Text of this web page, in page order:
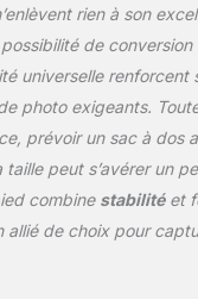
quel angle
vous permet
configurer
précision pour
La capacité
est de 16KG.
【Monopode
Détachable】
rien à son
de conversion
universelle renforcent
photo exigeants.
prévoir un sac à dos
taille peut s’avérer un
combine stabilitéet
allié de choix pour